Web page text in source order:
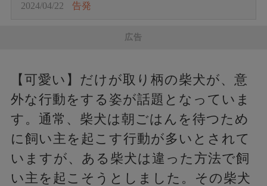
2024/04/22 告発
広告
【可愛い】だけが取り柄の柴犬が、意
外な行動をする姿が話題となっていま
す。通常、柴犬は朝ごはんを待つため
に飼い主を起こす行動が多いとされて
いますが、ある柴犬は違った方法で飼
い主を起こそうとしました。その柴犬